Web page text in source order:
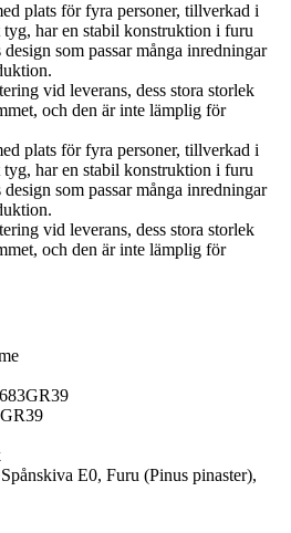
plats för fyra personer, tillverkad i
har en stabil konstruktion i furu
som passar många inredningar
vid leverans, dess stora storlek
och den är inte lämplig för
plats för fyra personer, tillverkad i
har en stabil konstruktion i furu
som passar många inredningar
vid leverans, dess stora storlek
och den är inte lämplig för
E0, Furu (Pinus pinaster),